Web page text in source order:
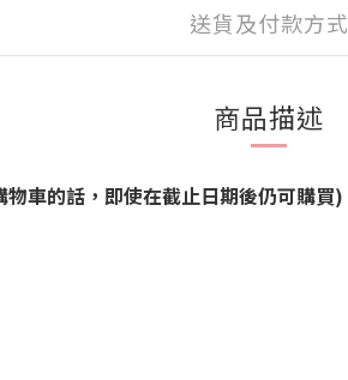
送貨及付款方式
商品描述
車的話，即使在截止日期後仍可購買)